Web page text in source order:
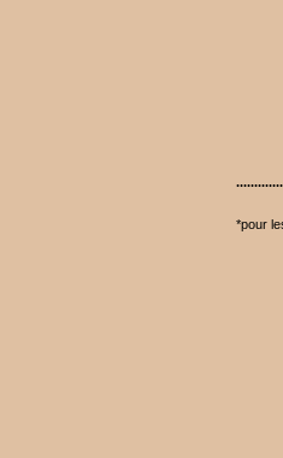
*pour